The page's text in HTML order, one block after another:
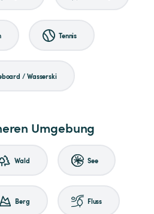
Tennis
/ Wasserski
Umgebung
Wald See
Berg Fluss